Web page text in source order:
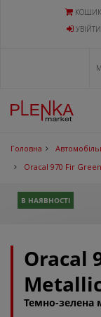
КОШИК
УВIЙТИ
Головна
Oracal 970 Fir
В НАЯВНОСТІ
Oracal
Темно-зелена